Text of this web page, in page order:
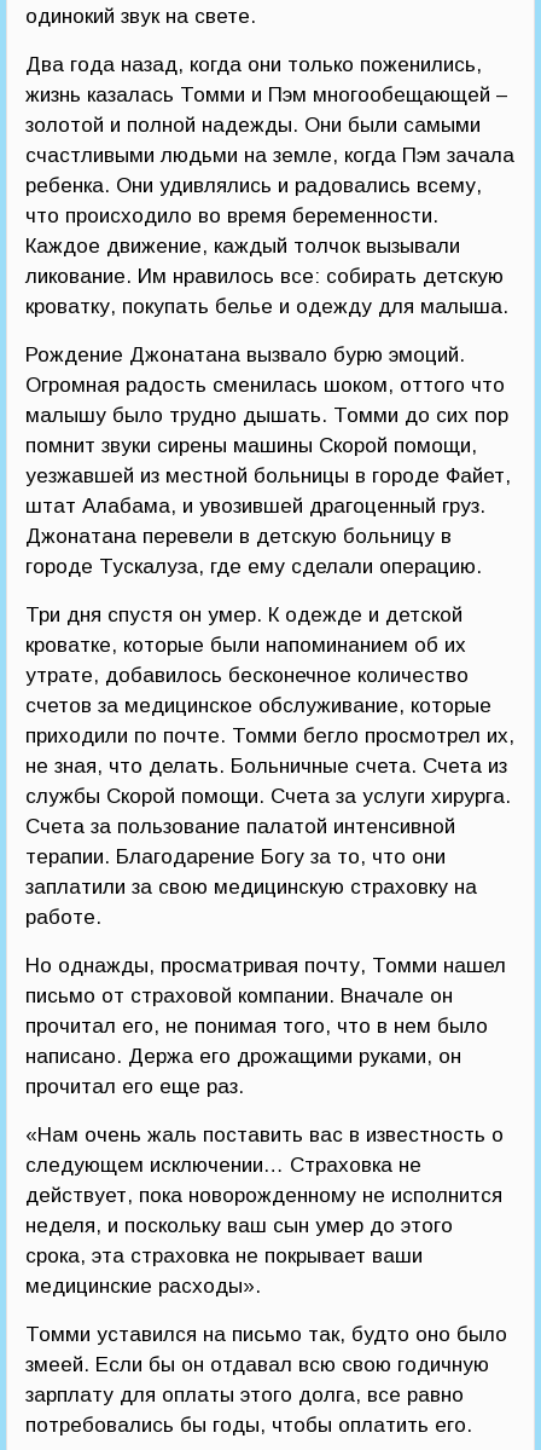
одинокий звук на свете.
Два года назад, когда они только поженились,
жизнь казалась Томми и Пэм многообещающей –
золотой и полной надежды. Они были самыми
счастливыми людьми на земле, когда Пэм зачала
ребенка. Они удивлялись и радовались всему,
что происходило во время беременности.
Каждое движение, каждый толчок вызывали
ликование. Им нравилось все: собирать детскую
кроватку, покупать белье и одежду для малыша.
Рождение Джонатана вызвало бурю эмоций.
Огромная радость сменилась шоком, оттого что
малышу было трудно дышать. Томми до сих пор
помнит звуки сирены машины Скорой помощи,
уезжавшей из местной больницы в городе Файет,
штат Алабама, и увозившей драгоценный груз.
Джонатана перевели в детскую больницу в
городе Тускалуза, где ему сделали операцию.
Три дня спустя он умер. К одежде и детской
кроватке, которые были напоминанием об их
утрате, добавилось бесконечное количество
счетов за медицинское обслуживание, которые
приходили по почте. Томми бегло просмотрел их,
не зная, что делать. Больничные счета. Счета из
службы Скорой помощи. Счета за услуги хирурга.
Счета за пользование палатой интенсивной
терапии. Благодарение Богу за то, что они
заплатили за свою медицинскую страховку на
работе.
Но однажды, просматривая почту, Томми нашел
письмо от страховой компании. Вначале он
прочитал его, не понимая того, что в нем было
написано. Держа его дрожащими руками, он
прочитал его еще раз.
«Нам очень жаль поставить вас в известность о
следующем исключении… Страховка не
действует, пока новорожденному не исполнится
неделя, и поскольку ваш сын умер до этого
срока, эта страховка не покрывает ваши
медицинские расходы».
Томми уставился на письмо так, будто оно было
змеей. Если бы он отдавал всю свою годичную
зарплату для оплаты этого долга, все равно
потребовались бы годы, чтобы оплатить его.